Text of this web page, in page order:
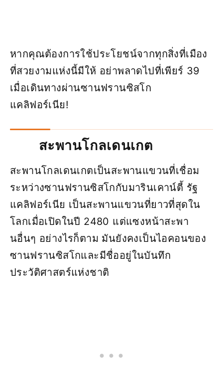
หากคุณต้องการใช้ประโยชน์จากทุกสิ่งที่เมือง
ที่สวยงามแห่งนี้มีให้ อย่าพลาดไปที่เพียร์ 39
เมื่อเดินทางผ่านซานฟรานซิสโก
แคลิฟอร์เนีย!
สะพานโกลเดนเกต
สะพานโกลเดนเกตเป็นสะพานแขวนที่เชื่อม
ระหว่างซานฟรานซิสโกกับมารินเคาน์ตี้ รัฐ
แคลิฟอร์เนีย เป็นสะพานแขวนที่ยาวที่สุดใน
โลกเมื่อเปิดในปี 2480 แต่แซงหน้าสะพา
นอื่นๆ อย่างไรก็ตาม มันยังคงเป็นไอคอนของ
ซานฟรานซิสโกและมีชื่ออยู่ในบันทึก
ประวัติศาสตร์แห่งชาติ